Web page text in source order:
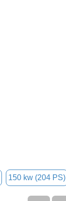
150 kw (204 PS)